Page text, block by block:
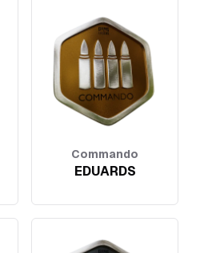
Commando
EDUARDS